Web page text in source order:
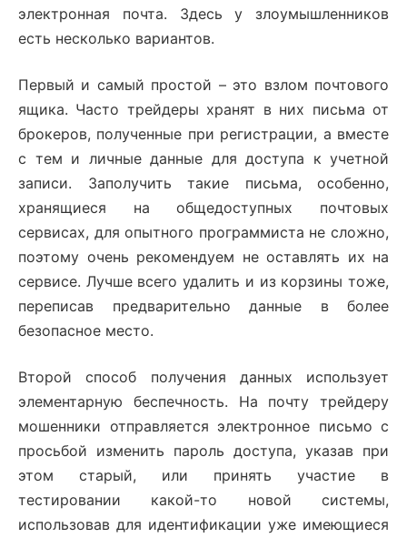
электронная почта. Здесь у злоумышленников
есть несколько вариантов.
Первый и самый простой – это взлом почтового
ящика. Часто трейдеры хранят в них письма от
брокеров, полученные при регистрации, а вместе
с тем и личные данные для доступа к учетной
записи. Заполучить такие письма, особенно,
хранящиеся на общедоступных почтовых
сервисах, для опытного программиста не сложно,
поэтому очень рекомендуем не оставлять их на
сервисе. Лучше всего удалить и из корзины тоже,
переписав предварительно данные в более
безопасное место.
Второй способ получения данных использует
элементарную беспечность. На почту трейдеру
мошенники отправляется электронное письмо с
просьбой изменить пароль доступа, указав при
этом старый, или принять участие в
тестировании какой-то новой системы,
использовав для идентификации уже имеющиеся